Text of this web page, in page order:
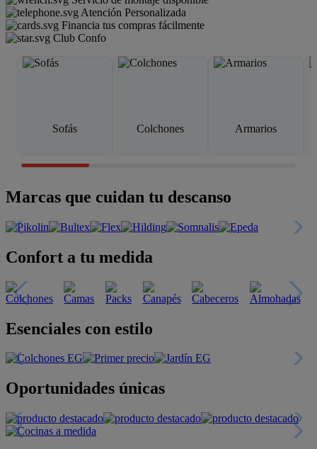
Atención Personalizada
Financia tus compras fácilmente
Club Confo
Sofás Colchones Armarios
Marcas que cuidan tu descanso
Confort a tu medida
Esenciales con estilo
Oportunidades únicas